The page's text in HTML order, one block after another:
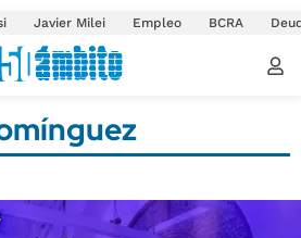
Javier Milei Empleo BCRA